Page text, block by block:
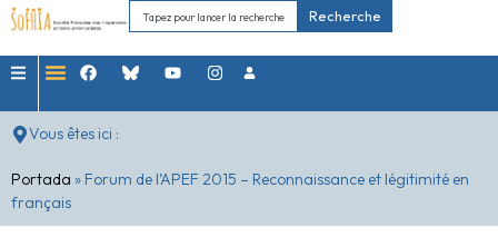
Recherche
Vous êtes ici :
Portada » Forum de l’APEF 2015 – Reconnaissance et légitimité en
français